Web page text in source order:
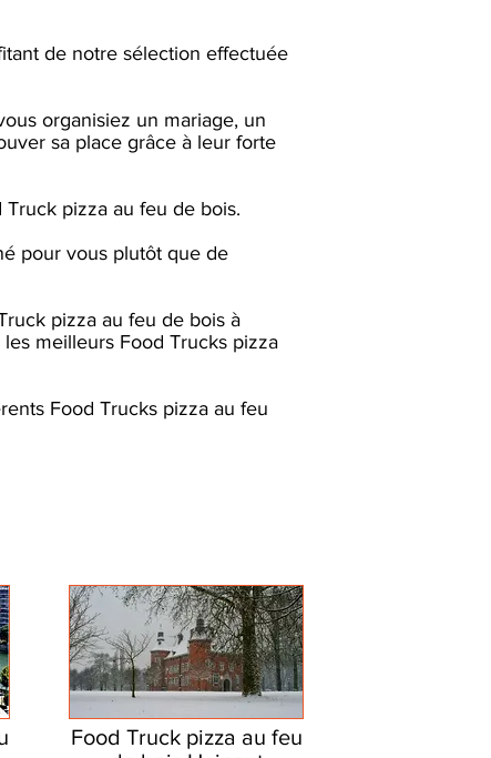
de notre sélection effectuée
organisiez un mariage, un
sa place grâce à leur forte
pizza au feu de bois.
pour vous plutôt que de
pizza au feu de bois à
meilleurs Food Trucks pizza
Food Trucks pizza au feu
Food Truck pizza au feu